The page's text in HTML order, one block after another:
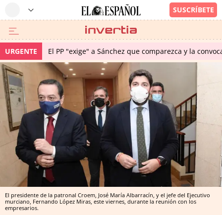
URGENTE El PP "exige" a Sánchez que comparezca y la
El presidente de la patronal Croem, José María Albarracín, y el jefe del Ejecutivo
murciano, Fernando López Miras, este viernes, durante la reunión con los
empresarios.